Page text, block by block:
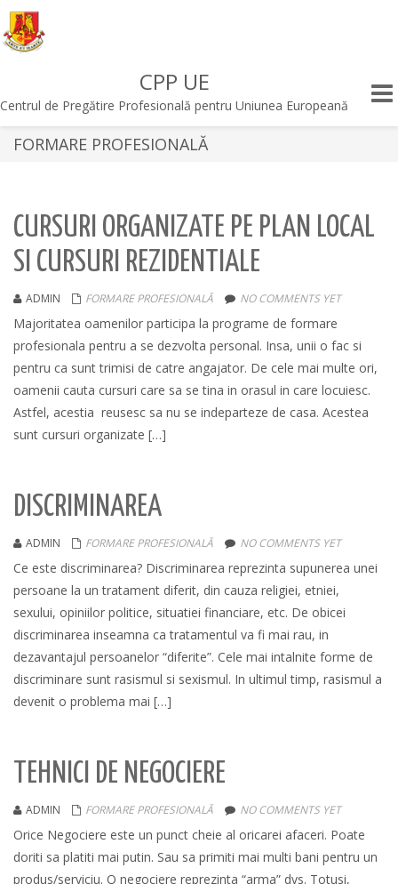
CPP UE
Centrul de Pregătire Profesională pentru Uniunea Europeană
FORMARE PROFESIONALĂ
CURSURI ORGANIZATE PE PLAN LOCAL
SI CURSURI REZIDENTIALE
ADMIN FORMARE PROFESIONALĂ NO COMMENTS YET
Majoritatea oamenilor participa la programe de formare
profesionala pentru a se dezvolta personal. Insa, unii o fac si
pentru ca sunt trimisi de catre angajator. De cele mai multe ori,
oamenii cauta cursuri care sa se tina in orasul in care locuiesc.
Astfel, acestia reusesc sa nu se indeparteze de casa. Acestea
sunt cursuri organizate […]
DISCRIMINAREA
ADMIN FORMARE PROFESIONALĂ NO COMMENTS YET
Ce este discriminarea? Discriminarea reprezinta supunerea unei
persoane la un tratament diferit, din cauza religiei, etniei,
sexului, opiniilor politice, situatiei financiare, etc. De obicei
discriminarea inseamna ca tratamentul va fi mai rau, in
dezavantajul persoanelor “diferite”. Cele mai intalnite forme de
discriminare sunt rasismul si sexismul. In ultimul timp, rasismul a
devenit o problema mai […]
TEHNICI DE NEGOCIERE
ADMIN FORMARE PROFESIONALĂ NO COMMENTS YET
Orice Negociere este un punct cheie al oricarei afaceri. Poate
doriti sa platiti mai putin. Sau sa primiti mai multi bani pentru un
produs/serviciu. O negociere reprezinta “arma” dvs. Totusi,